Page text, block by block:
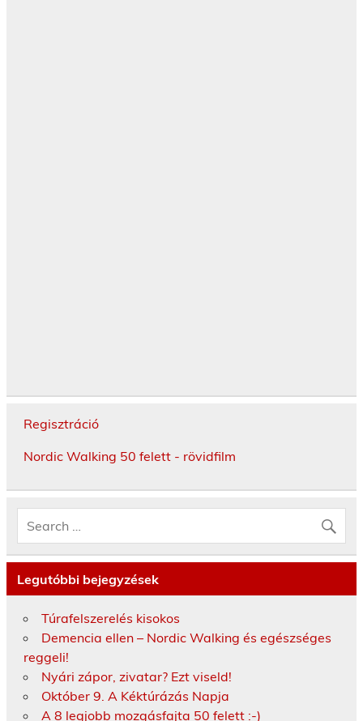
Regisztráció
Nordic Walking 50 felett - rövidfilm
Legutóbbi bejegyzések
Túrafelszerelés kisokos
Demencia ellen – Nordic Walking és egészséges
reggeli!
Nyári zápor, zivatar? Ezt viseld!
Október 9. A Kéktúrázás Napja
A 8 legjobb mozgásfajta 50 felett :-)